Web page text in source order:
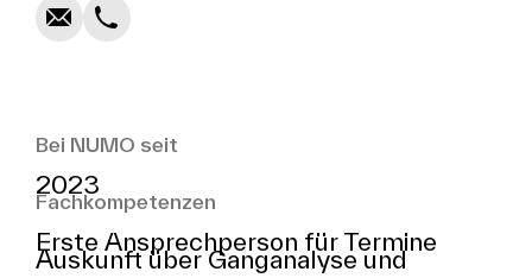
Bei NUMO seit
2023
Fachkompetenzen
Erste Ansprechperson für Termine
Auskunft über Ganganalyse und